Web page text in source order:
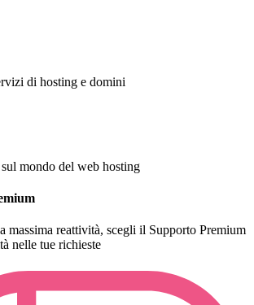
di hosting e domini
mondo del web hosting
massima reattività, scegli il Supporto Premium
nelle tue richieste